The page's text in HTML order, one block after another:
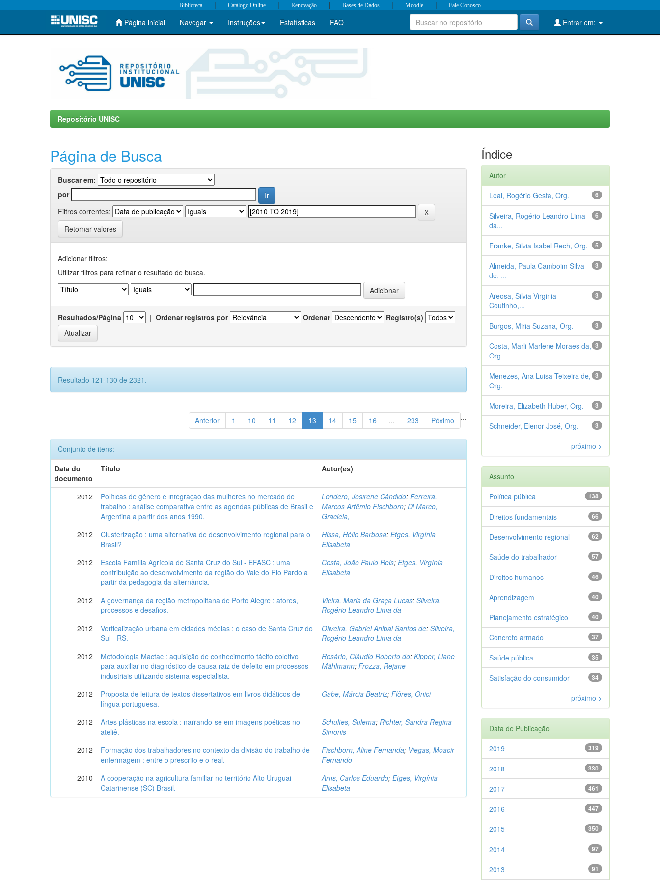
Skip
Biblioteca | Catálogo Online | Renovação | Bases de Dados | Moodle | Fale Conosco
Página inicial Navegar Instruções Estatísticas FAQ Entrar em:
Repositório UNISC
Página de Busca
Buscar em:
por
Filtros correntes:
Retornar valores
Adicionar filtros:
Utilizar filtros para refinar o resultado de busca.
Resultados/Página | Ordenar registros por Ordenar Registro(s)
Resultado 121-130 de 2321.
Anterior 1 ...
10 11 12 13 14 15 16 ... 233 Póximo
Conjunto de itens:
Data do
documento
Título Autor(es)
2012
Políticas de gênero e integração das mulheres no mercado de
trabalho : análise comparativa entre as agendas públicas de Brasil e
Argentina a partir dos anos 1990.
Londero, Josirene Cândido;Ferreira,
Marcos Artêmio Fischborn;Di Marco,
Graciela,
2012
Clusterização : uma alternativa de desenvolvimento regional para o
Brasil?
Hissa, Hélio Barbosa;Etges, Virgínia
Elisabeta
2012
Escola Família Agrícola de Santa Cruz do Sul - EFASC : uma
contribuição ao desenvolvimento da região do Vale do Rio Pardo a
partir da pedagogia da alternância.
Costa, João Paulo Reis;Etges, Virgínia
Elisabeta
2012
A governança da região metropolitana de Porto Alegre : atores,
processos e desafios.
Vieira, Maria da Graça Lucas;Silveira,
Rogério Leandro Lima da
2012
Verticalização urbana em cidades médias : o caso de Santa Cruz do
Sul - RS.
Oliveira, Gabriel Anibal Santos de;Silveira,
Rogério Leandro Lima da
2012
Metodologia Mactac : aquisição de conhecimento tácito coletivo
para auxiliar no diagnóstico de causa raiz de defeito em processos
industriais utilizando sistema especialista.
Rosário, Cláudio Roberto do;Kipper, Liane
Mählmann;Frozza, Rejane
2012
Proposta de leitura de textos dissertativos em livros didáticos de
língua portuguesa.
Gabe, Márcia Beatriz;Flôres, Onici
2012
Artes plásticas na escola : narrando-se em imagens poéticas no
ateliê.
Schultes, Sulema;Richter, Sandra Regina
Simonis
2012
Formação dos trabalhadores no contexto da divisão do trabalho de
enfermagem : entre o prescrito e o real.
Fischborn, Aline Fernanda; Viegas, Moacir
Fernando
2010
A cooperação na agricultura familiar no território Alto Uruguai
Catarinense (SC) Brasil.
Arns, Carlos Eduardo;Etges, Virgínia
Elisabeta
Índice
Autor
6
Leal, Rogério Gesta, Org.
6
Silveira, Rogério Leandro Lima
da...
5
Franke, Silvia Isabel Rech, Org.
3
Almeida, Paula Camboim Silva
de, ...
3
Areosa, Silvia Virginia
Coutinho,...
3
Burgos, Miria Suzana, Org.
3
Costa, Marli Marlene Moraes da,
Org.
3
Menezes, Ana Luisa Teixeira de,
Org.
3
Moreira, Elizabeth Huber, Org.
3
Schneider, Elenor José, Org.
próximo >
Assunto
138
Política pública
66
Direitos fundamentais
62
Desenvolvimento regional
57
Saúde do trabalhador
46
Direitos humanos
40
Aprendizagem
40
Planejamento estratégico
37
Concreto armado
35
Saúde pública
34
Satisfação do consumidor
próximo >
Data de Publicação
319
2019
330
2018
461
2017
447
2016
350
2015
97
2014
91
2013